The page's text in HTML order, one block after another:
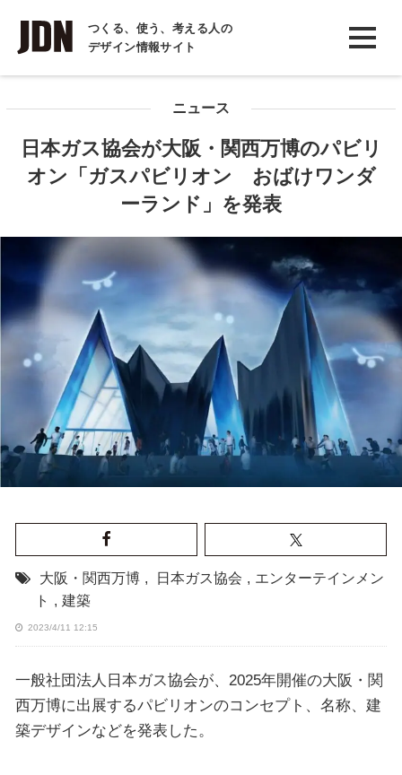
つくる、使う、考える人の
デザイン情報サイト
INTERVIEW
インタビュー
COLUMN
ニュース
日本ガス協会が大阪・関西万博のパビリ
オン「ガスパビリオン おばけワンダ
ーランド」を発表
大阪・関西万博 , 日本ガス協会 , エンターテインメン
ト , 建築
2023/4/11 12:15
一般社団法人日本ガス協会が、2025年開催の大阪・関
西万博に出展するパビリオンのコンセプト、名称、建
築デザインなどを発表した。